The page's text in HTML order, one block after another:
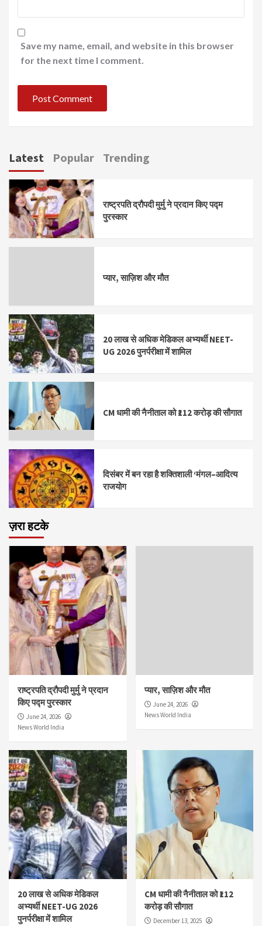
Save my name, email, and website in this browser
for the next time I comment.
Latest Popular Trending
राष्ट्रपति द्रौपदी मुर्मु ने प्रदान किए पद्म
पुरस्कार
प्यार, साज़िश और मौत
20 लाख से अधिक मेडिकल अभ्यर्थी NEET-
UG 2026 पुनर्परीक्षा में शामिल
CM धामी की नैनीताल को ₹112 करोड़ की सौगात
दिसंबर में बन रहा है शक्तिशाली ‘मंगल–आदित्य
राजयोग
ज़रा हटके
राष्ट्रपति द्रौपदी मुर्मु ने प्रदान
किए पद्म पुरस्कार
June 24, 2026
News World India
प्यार, साज़िश और मौत
June 24, 2026
News World India
20 लाख से अधिक मेडिकल
अभ्यर्थी NEET-UG 2026
पुनर्परीक्षा में शामिल
CM धामी की नैनीताल को ₹112
करोड़ की सौगात
December 13, 2025